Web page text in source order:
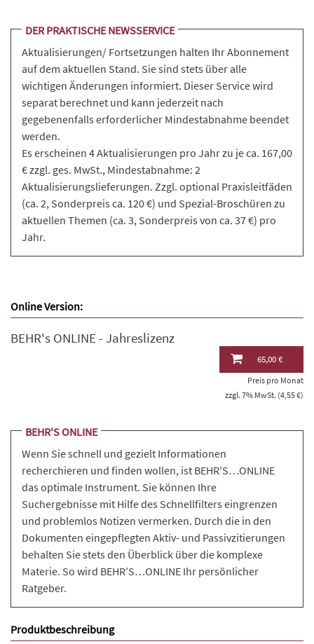
DER PRAKTISCHE NEWSSERVICE
Aktualisierungen/ Fortsetzungen halten Ihr Abonnement
auf dem aktuellen Stand. Sie sind stets über alle
wichtigen Änderungen informiert. Dieser Service wird
separat berechnet und kann jederzeit nach
gegebenenfalls erforderlicher Mindestabnahme beendet
werden.
Es erscheinen 4 Aktualisierungen pro Jahr zu je ca. 167,00
€ zzgl. ges. MwSt., Mindestabnahme: 2
Aktualisierungslieferungen. Zzgl. optional Praxisleitfäden
(ca. 2, Sonderpreis ca. 120 €) und Spezial-Broschüren zu
aktuellen Themen (ca. 3, Sonderpreis von ca. 37 €) pro
Jahr.
Online Version:
BEHR's ONLINE - Jahreslizenz
65,00 €
Preis pro Monat
zzgl. 7% MwSt. (4,55 €)
BEHR'S ONLINE
Wenn Sie schnell und gezielt Informationen
recherchieren und finden wollen, ist BEHR'S…ONLINE
das optimale Instrument. Sie können Ihre
Suchergebnisse mit Hilfe des Schnellfilters eingrenzen
und problemlos Notizen vermerken. Durch die in den
Dokumenten eingepflegten Aktiv- und Passivzitierungen
behalten Sie stets den Überblick über die komplexe
Materie. So wird BEHR’S…ONLINE Ihr persönlicher
Ratgeber.
Produktbeschreibung